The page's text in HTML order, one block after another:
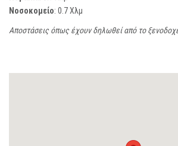
Νοσοκομείο: 0.7 Χλμ
Αποστάσεις όπως έχουν δηλωθεί από το